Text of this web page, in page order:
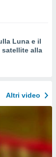
Luna e il
satellite alla
Altri video